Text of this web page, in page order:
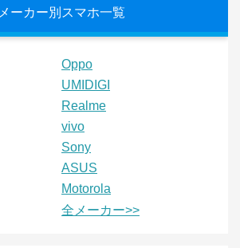
メーカー別スマホ一覧
Oppo
UMIDIGI
Realme
vivo
Sony
ASUS
Motorola
全メーカー>>